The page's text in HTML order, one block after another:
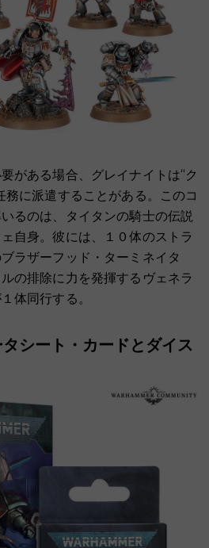
がある場合、グレイナイトは“ク
務に派遣することがある。このコ
るのは、タイタンの騎士の伝説
自身。彼には、１０体のストラ
ラザーフッド・ターミネイタ
の排除に力を発揮するヴェネラ
体同行する。
シート・カードとダイス